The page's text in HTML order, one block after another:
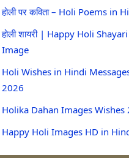
होली पर कविता – Holi Poems in
होली शायरी | Happy Holi
Image
Holi Wishes in Hindi
2026
Holika Dahan Images
Happy Holi Images HD in